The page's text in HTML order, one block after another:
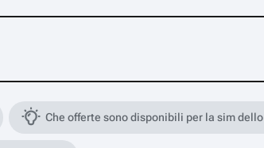
Che offerte sono disponibili per la sim